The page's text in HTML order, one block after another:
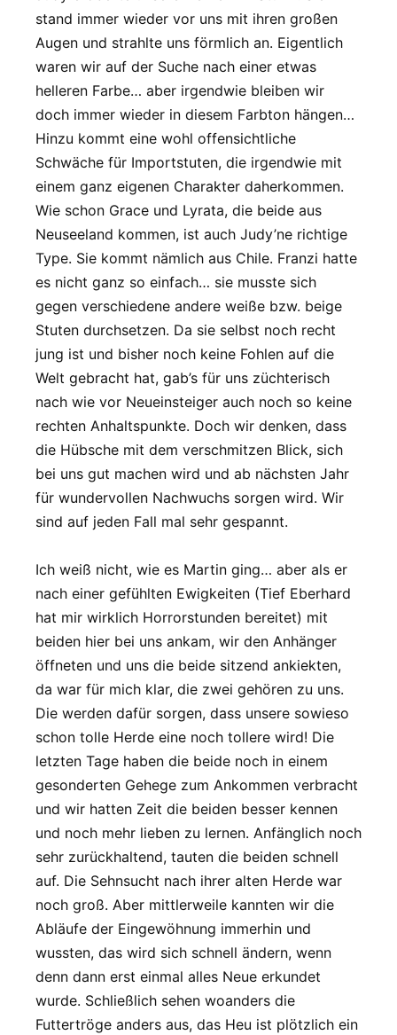
stand immer wieder vor uns mit ihren großen
Augen und strahlte uns förmlich an. Eigentlich
waren wir auf der Suche nach einer etwas
helleren Farbe… aber irgendwie bleiben wir
doch immer wieder in diesem Farbton hängen…
Hinzu kommt eine wohl offensichtliche
Schwäche für Importstuten, die irgendwie mit
einem ganz eigenen Charakter daherkommen.
Wie schon Grace und Lyrata, die beide aus
Neuseeland kommen, ist auch Judy’ne richtige
Type. Sie kommt nämlich aus Chile. Franzi hatte
es nicht ganz so einfach… sie musste sich
gegen verschiedene andere weiße bzw. beige
Stuten durchsetzen. Da sie selbst noch recht
jung ist und bisher noch keine Fohlen auf die
Welt gebracht hat, gab’s für uns züchterisch
nach wie vor Neueinsteiger auch noch so keine
rechten Anhaltspunkte. Doch wir denken, dass
die Hübsche mit dem verschmitzen Blick, sich
bei uns gut machen wird und ab nächsten Jahr
für wundervollen Nachwuchs sorgen wird. Wir
sind auf jeden Fall mal sehr gespannt.
Ich weiß nicht, wie es Martin ging… aber als er
nach einer gefühlten Ewigkeiten (Tief Eberhard
hat mir wirklich Horrorstunden bereitet) mit
beiden hier bei uns ankam, wir den Anhänger
öffneten und uns die beide sitzend ankiekten,
da war für mich klar, die zwei gehören zu uns.
Die werden dafür sorgen, dass unsere sowieso
schon tolle Herde eine noch tollere wird! Die
letzten Tage haben die beide noch in einem
gesonderten Gehege zum Ankommen verbracht
und wir hatten Zeit die beiden besser kennen
und noch mehr lieben zu lernen. Anfänglich noch
sehr zurückhaltend, tauten die beiden schnell
auf. Die Sehnsucht nach ihrer alten Herde war
noch groß. Aber mittlerweile kannten wir die
Abläufe der Eingewöhnung immerhin und
wussten, das wird sich schnell ändern, wenn
denn dann erst einmal alles Neue erkundet
wurde. Schließlich sehen woanders die
Futtertröge anders aus, das Heu ist plötzlich ein